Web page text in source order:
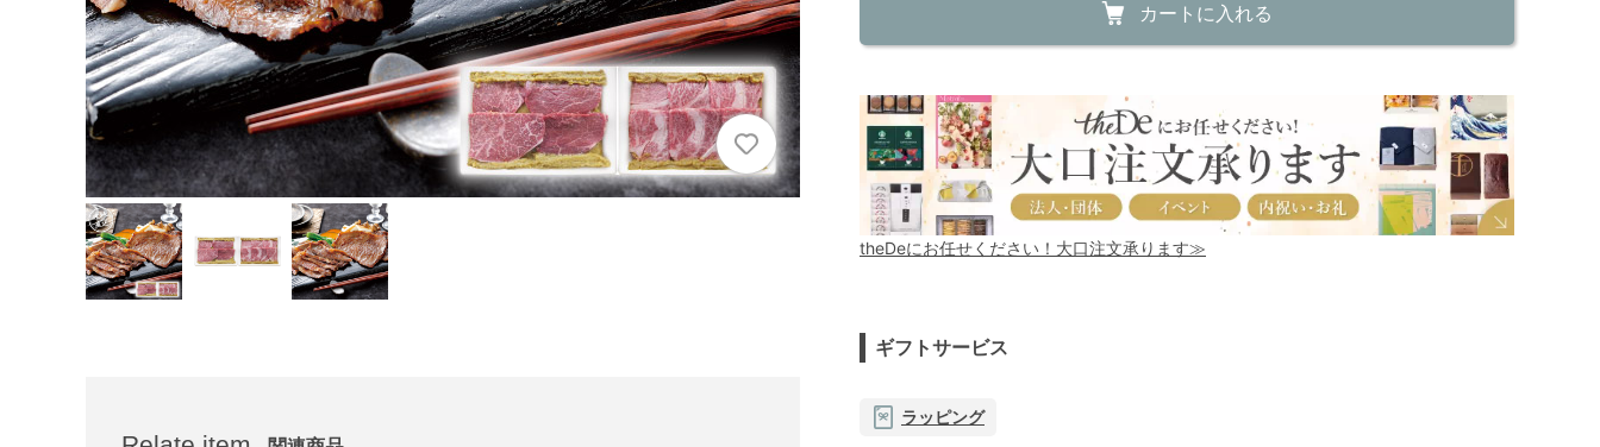
カートに入れる
theDeにお任せください！大口注文承ります≫
ギフトサービス
ラッピング